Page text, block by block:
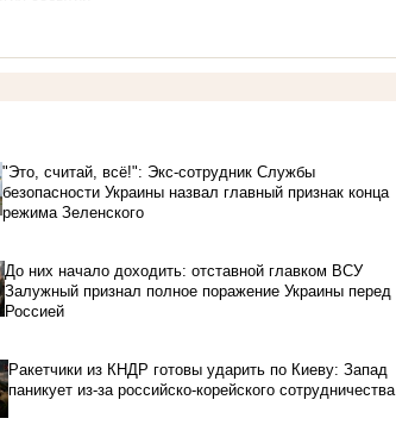
"Это, считай, всё!": Экс-сотрудник Службы
безопасности Украины назвал главный признак конца
режима Зеленского
До них начало доходить: отставной главком ВСУ
Залужный признал полное поражение Украины перед
Россией
Ракетчики из КНДР готовы ударить по Киеву: Запад
паникует из-за российско-корейского сотрудничества